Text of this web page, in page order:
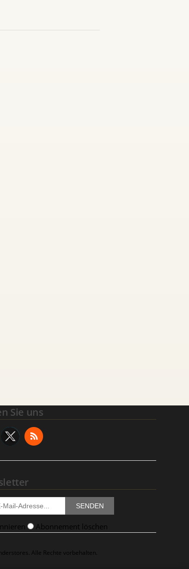
Sie uns
SENDEN
Abonnement löschen
Alle Rechte vorbehalten.